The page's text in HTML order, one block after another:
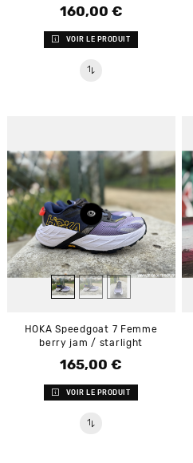
Prix
160,00 €
VOIR LE PRODUIT
HOKA Speedgoat 7 Femme
berry jam / starlight
Prix
165,00 €
VOIR LE PRODUIT